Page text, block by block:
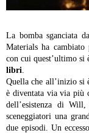
La bomba sganciata
Materials ha
con cui quest’ultimo si
libri
Quella che all’inizio si
è diventata via via più
dell’esistenza di
sceneggiatori una
due episodi. Un